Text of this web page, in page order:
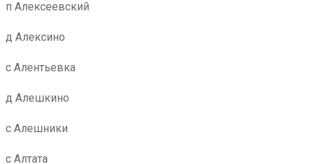
п Алексеевский
д Алексино
с Алентьевка
д Алешкино
с Алешники
с Алтата